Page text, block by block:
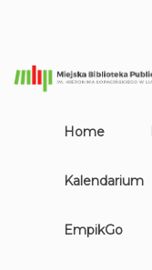
Home
Kalendarium
EmpikGo